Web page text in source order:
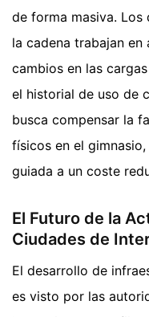
de forma masiva.
la cadena trabajan
cambios en las
el historial de uso de
busca compensar la
físicos en el
guiada a un coste
El Futuro de la
Ciudades de
El desarrollo de
es visto por las